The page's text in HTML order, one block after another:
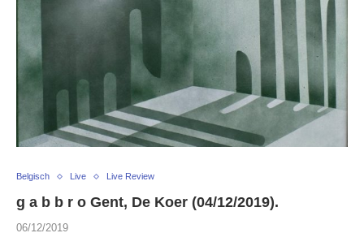
Belgisch Live Live Review
g a b b r o Gent, De Koer (04/12/2019).
06/12/2019